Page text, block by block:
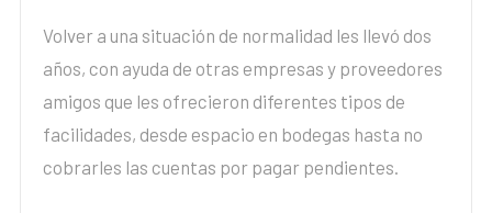
Volver a una situación de normalidad les llevó dos
años, con ayuda de otras empresas y proveedores
amigos que les ofrecieron diferentes tipos de
facilidades, desde espacio en bodegas hasta no
cobrarles las cuentas por pagar pendientes.